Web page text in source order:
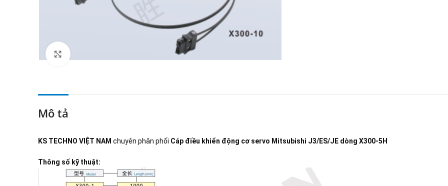
Mô tả
KS TECHNO VIỆT NAM chuyên phân phối Cáp điều khiển động cơ servo Mitsubishi J3/ES/JE dòng X300-5H
Thông số kỹ thuật: